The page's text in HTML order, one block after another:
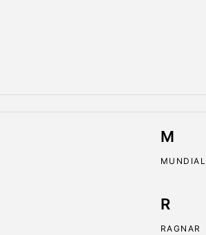
M
MUNDIAL
R
RAGNAR